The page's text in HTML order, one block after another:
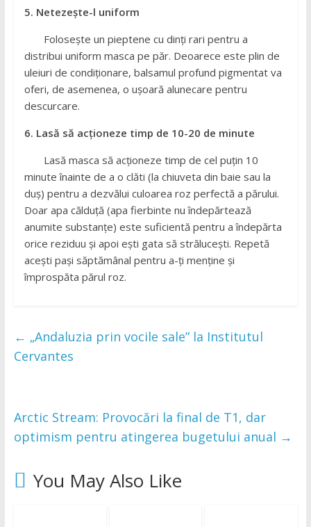
5. Netezește-l uniform
Folosește un pieptene cu dinți rari pentru a
distribui uniform masca pe păr. Deoarece este plin de
uleiuri de condiționare, balsamul profund pigmentat va
oferi, de asemenea, o ușoară alunecare pentru
descurcare.
6. Lasă să acționeze timp de 10-20 de minute
Lasă masca să acționeze timp de cel puțin 10
minute înainte de a o clăti (la chiuveta din baie sau la
duș) pentru a dezvălui culoarea roz perfectă a părului.
Doar apa călduță (apa fierbinte nu îndepărtează
anumite substanțe) este suficientă pentru a îndepărta
orice reziduu și apoi ești gata să strălucești. Repetă
acești pași săptămânal pentru a-ți menține și
împrospăta părul roz.
← „Andaluzia prin vocile sale” la Institutul
Cervantes
Arctic Stream: Provocări la final de T1, dar
optimism pentru atingerea bugetului anual →
You May Also Like